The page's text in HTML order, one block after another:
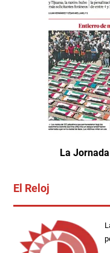
La
El Reloj